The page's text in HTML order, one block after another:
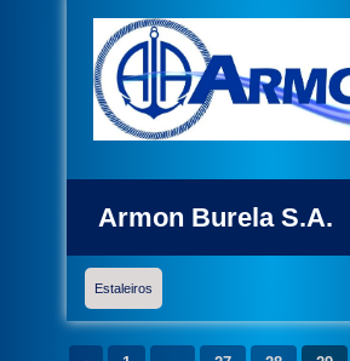
Armon Burela S.A.
Estaleiros